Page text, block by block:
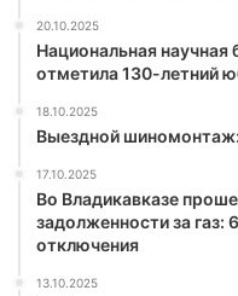
20.10.2025
Национальная научная
отметила 130-летний
18.10.2025
Выездной шиномонтаж:
17.10.2025
Во Владикавказе
задолженности за газ:
отключения
13.10.2025